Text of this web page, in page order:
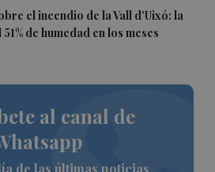
el incendio de la Vall d'Uixó: la
de humedad en los meses
al canal de
de las últimas noticias